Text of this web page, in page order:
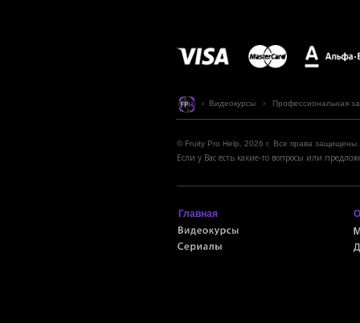
Главная
© Fruity Pro Help, 2026 г. Все права защищены.
Если у Вас есть какие-то вопросы или
› Видеокурсы › Профессиональная